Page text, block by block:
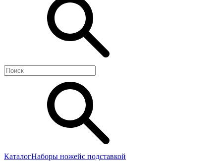
КаталогНаборы ножейс подставкой